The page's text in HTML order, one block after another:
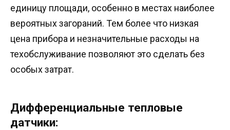
единицу площади, особенно в местах наиболее
вероятных загораний. Тем более что низкая
цена прибора и незначительные расходы на
техобслуживание позволяют это сделать без
особых затрат.
Дифференциальные тепловые
датчики: